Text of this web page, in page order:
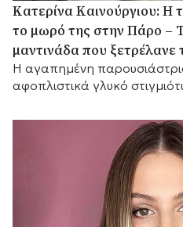
Κατερίνα Καινούργιου:
το μωρό της στην Πάρο –
μαντινάδα που
Η αγαπημένη
αφοπλιστικά γλυκό